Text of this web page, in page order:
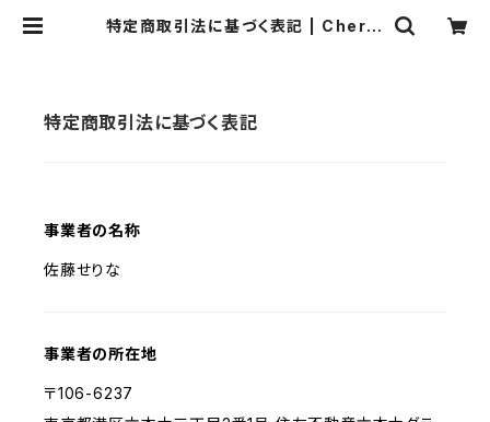
特定商取引法に基づく表記 | Cherin
特定商取引法に基づく表記
事業者の名称
佐藤せりな
事業者の所在地
〒106-6237